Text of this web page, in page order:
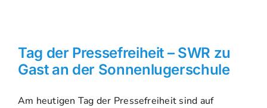
Tag der Pressefreiheit – SWR zu
Gast an der Sonnenlugerschule
Am heutigen Tag der Pressefreiheit sind auf